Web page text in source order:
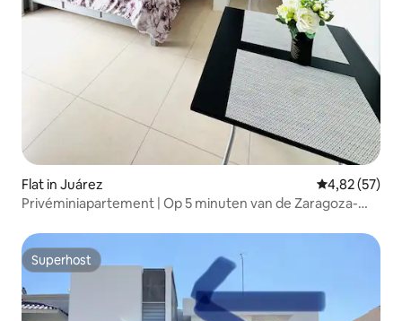
Flat in Juárez Gemiddelde
4,82 (57)
Privéminiapartement | Op 5 minuten van de Zaragoza-
Superhost
Superhost